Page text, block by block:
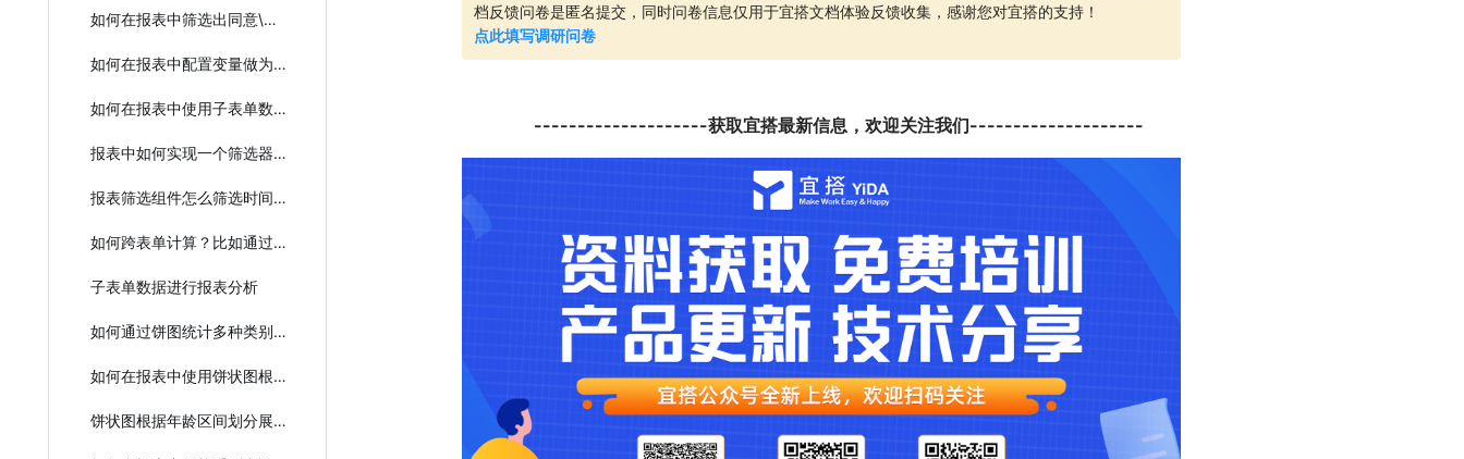
如何在报表中筛选出同意\拒绝
如何在报表中配置变量做为过滤条件
如何在报表中使用子表单数据进行报表分析
报表中如何实现一个筛选器关联多个表单？
报表筛选组件怎么筛选时间区间
如何跨表单计算？比如通过进货信息和出货信息计算存货信息
子表单数据进行报表分析
如何通过饼图统计多种类别的具体详情
如何在报表中使用饼状图根据年龄区间来划分展示？
饼状图根据年龄区间划分展示
档反馈问卷是匿名提交，同时问卷信息仅用于宜搭文档体验反馈收集，感谢您对宜搭的支持！
点此填写调研问卷
--------------------获取宜搭最新信息，欢迎关注我们--------------------